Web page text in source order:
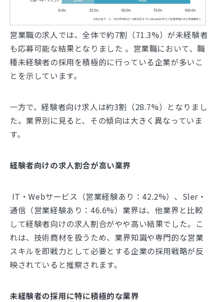
営業職の求人では、全体で約7割（71.3%）が未経験者
も応募可能な結果となりました 。営業職において、職
種未経験者の採用を積極的に行っている企業が多いこ
とを示しています。
一方で、経験者向け求人は約3割（28.7%）となりまし
た。業界別に見ると、その傾向は大きく異なっていま
す。
経験者向けの求人割合が高い業界
IT・Webサービス（営業経験あり：42.2%）、Sler・
通信（営業経験あり：46.6%）業界は、他業界と比較
して経験者向けの求人割合がやや高い結果でした。こ
れは、技術商材を扱うため、業界知識や専門的な営業
スキルを即戦力として必要とする企業の採用戦略が反
映されていると推察されます。
未経験者の採用に特に積極的な業界